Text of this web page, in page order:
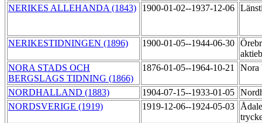
NERIKES ALLEHANDA (1843)
1900-01-02--1937-12-06
NERIKESTIDNINGEN (1896) 1900-01-05--1944-06-30
NORA STADS OCH
BERGSLAGS TIDNING (1866)
1876-01-05--1964-10-21 Nora
NORDHALLAND (1883) 1904-07-15--1933-01-05
NORDSVERIGE (1919)
1919-12-06--1924-05-03